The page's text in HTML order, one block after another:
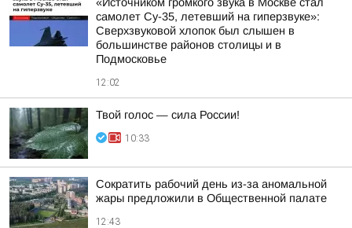
самолет Су-35, летевший на гиперзвуке»:
Сверхзвуковой хлопок был слышен в
большинстве районов столицы и в
Подмосковье
12:02
Твой голос — сила России!
10:33
Сократить рабочий день из-за аномальной
жары предложили в Общественной палате
12:43